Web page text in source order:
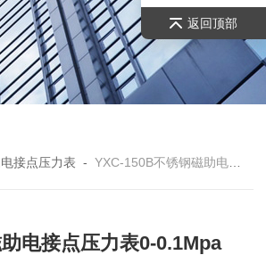
接点压力表 -YXC-150B不锈钢磁助电接点压力表0-0.1Mpa
电接点压力表0-0.1Mpa
返回顶部